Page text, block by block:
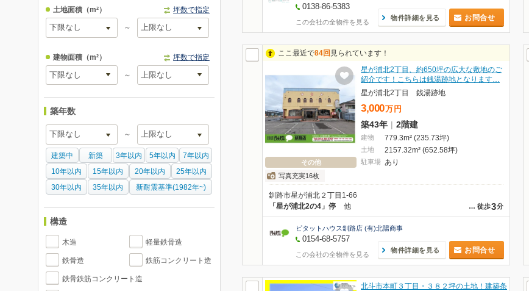
土地面積（m²） 坪数で指定
～
建物面積（m²） 坪数で指定
～
築年数
～
建築中 新築 3年以内 5年以内
7年以内
10年以内
15年以内 20年以内
25年以内
30年以内
35年以内 新耐震基準(1982年~)
構造
木造 軽量鉄骨造
鉄骨造 鉄筋コンクリート造
鉄骨鉄筋コンクリート造
0138-86-5383
この会社の全物件を見る
物件詳細を見る お問合せ
ここ最近で84回 見られています！
その他
写真充実16枚
星が浦北2丁目、約650坪の広大な敷地のご
紹介です！こちらは銭湯跡地となります…
星が浦北2丁目 銭湯跡地
3,000万 円
築43年 | 2階建
建物 779.3m² (235.73坪)
土地 2157.32m² (652.58坪)
駐車場 あり
釧路市星が浦北２丁目1-66
… 徒歩3分
「星が浦北2の4」停 他
ピタットハウス釧路店 (有)北陽商事
0154-68-5757
この会社の全物件を見る
物件詳細を見る お問合せ
北斗市本町３丁目・３８２坪の土地！建築条